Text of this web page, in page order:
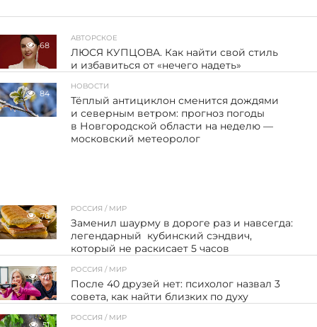
68
АВТОРСКОЕ
ЛЮСЯ КУПЦОВА. Как найти свой стиль
и избавиться от «нечего надеть»
84
НОВОСТИ
Тёплый антициклон сменится дождями
и северным ветром: прогноз погоды
в Новгородской области на неделю —
московский метеоролог
76
РОССИЯ / МИР
Заменил шаурму в дороге раз и навсегда:
легендарный кубинский сэндвич,
который не раскисает 5 часов
41
РОССИЯ / МИР
После 40 друзей нет: психолог назвал 3
совета, как найти близких по духу
51
РОССИЯ / МИР